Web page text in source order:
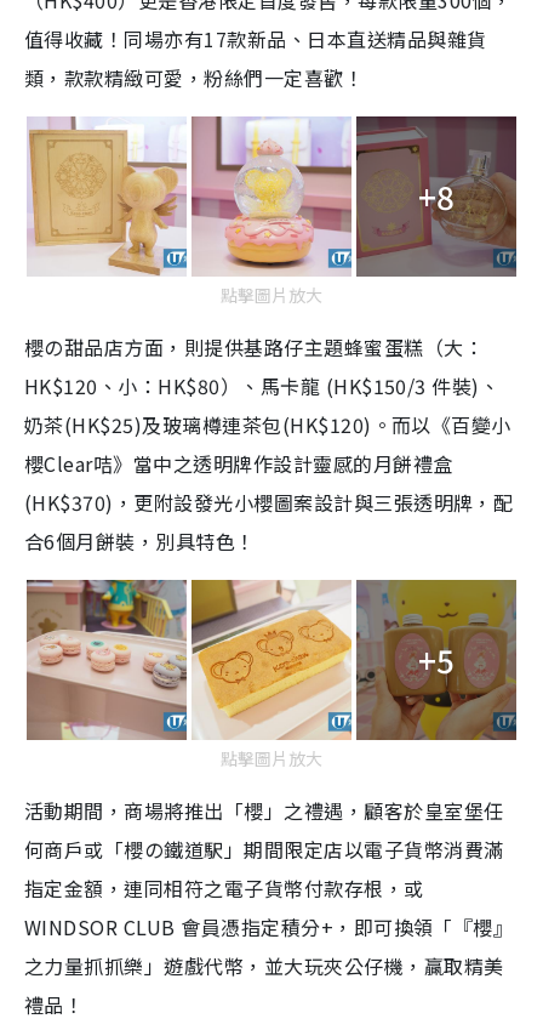
值得收藏！同場亦有17款新品、日本直送精品與雜貨
類，款款精緻可愛，粉絲們一定喜歡！
+8
點擊圖片放大
櫻の甜品店方面，則提供基路仔主題蜂蜜蛋糕（大：
HK$120、小：HK$80）、馬卡龍 (HK$150/3 件裝)、
奶茶(HK$25)及玻璃樽連茶包(HK$120)。而以《百變小
櫻Clear咭》當中之透明牌作設計靈感的月餅禮盒
(HK$370)，更附設發光小櫻圖案設計與三張透明牌，配
合6個月餅裝，別具特色！
+5
點擊圖片放大
活動期間，商場將推出「櫻」之禮遇，顧客於皇室堡任
何商戶或「櫻の鐵道駅」期間限定店以電子貨幣消費滿
指定金額，連同相符之電子貨幣付款存根，或
WINDSOR CLUB 會員憑指定積分+，即可換領「『櫻』
之力量抓抓樂」遊戲代幣，並大玩夾公仔機，贏取精美
禮品！